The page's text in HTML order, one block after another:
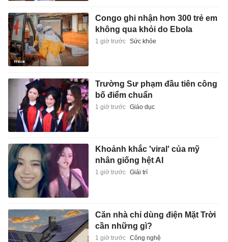
Congo ghi nhận hơn 300 trẻ em
không qua khỏi do Ebola
1 giờ trước Sức khỏe
Trường Sư phạm đầu tiên công
bố điểm chuẩn
1 giờ trước Giáo dục
Khoảnh khắc 'viral' của mỹ
nhân giống hệt AI
1 giờ trước Giải trí
Căn nhà chỉ dùng điện Mặt Trời
cần những gì?
1 giờ trước Công nghệ